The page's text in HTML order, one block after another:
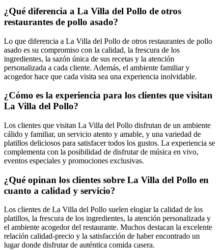
¿Qué diferencia a La Villa del Pollo de otros
restaurantes de pollo asado?
Lo que diferencia a La Villa del Pollo de otros restaurantes de pollo
asado es su compromiso con la calidad, la frescura de los
ingredientes, la sazón única de sus recetas y la atención
personalizada a cada cliente. Además, el ambiente familiar y
acogedor hace que cada visita sea una experiencia inolvidable.
¿Cómo es la experiencia para los clientes que visitan
La Villa del Pollo?
Los clientes que visitan La Villa del Pollo disfrutan de un ambiente
cálido y familiar, un servicio atento y amable, y una variedad de
platillos deliciosos para satisfacer todos los gustos. La experiencia se
complementa con la posibilidad de disfrutar de música en vivo,
eventos especiales y promociones exclusivas.
¿Qué opinan los clientes sobre La Villa del Pollo en
cuanto a calidad y servicio?
Los clientes de La Villa del Pollo suelen elogiar la calidad de los
platillos, la frescura de los ingredientes, la atención personalizada y
el ambiente acogedor del restaurante. Muchos destacan la excelente
relación calidad-precio y la satisfacción de haber encontrado un
lugar donde disfrutar de auténtica comida casera.